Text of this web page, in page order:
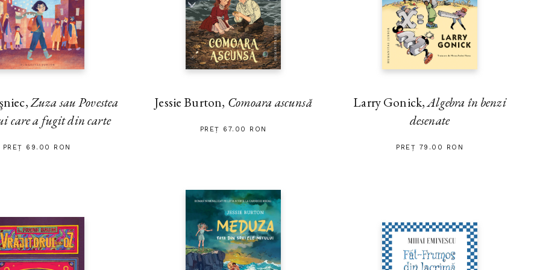
Zuza sau Povestea
care a fugit din carte
PREȚ 69.00 RON
Jessie Burton, Comoara ascunsă
PREȚ 67.00 RON
Larry Gonick,Algebra în benzi
desenate
PREȚ 79.00 RON